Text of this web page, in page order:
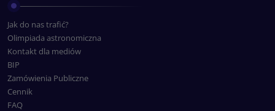
Jak do nas trafić?
Olimpiada astronomiczna
Kontakt dla mediów
BIP
Zamówienia Publiczne
Cennik
FAQ